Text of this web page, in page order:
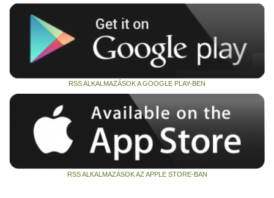
RSS ALKALMAZÁSOK A GOOGLE PLAY-BEN
RSS ALKALMAZÁSOK AZ APPLE STORE-BAN